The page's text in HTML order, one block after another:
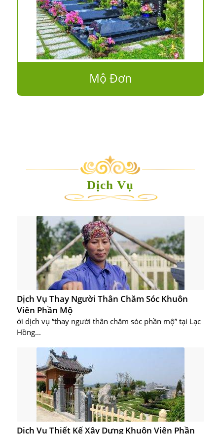
Mộ Đơn
Dịch Vụ
Dịch Vụ Thay Người Thân Chăm Sóc Khuôn
Viên Phần Mộ
ới dịch vụ “thay người thân chăm sóc phần mộ” tại Lạc
Hồng...
Dịch Vụ Thiết Kế Xây Dựng Khuôn Viên Phần